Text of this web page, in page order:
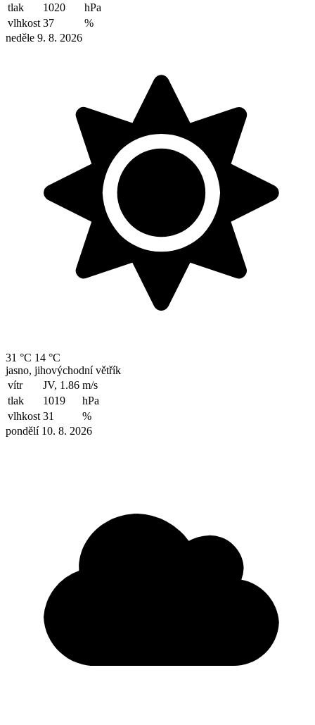
tlak
1020
hPa
vlhkost 37
%
neděle 9. 8. 2026
31 °C 14 °C
jasno, jihovýchodní větřík
vítr
JV, 1.86 m/s
tlak
1019
hPa
vlhkost 31
%
pondělí 10. 8. 2026